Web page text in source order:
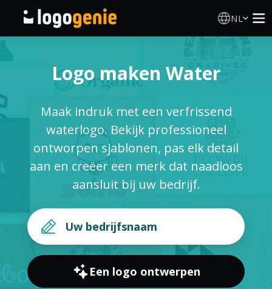
NL
AI logogenerator
Logo-ideeën
Gedrukte producten
Blog
INLOGGEN
Logo maken Water
Maak indruk met een verfrissend
waterlogo. Bekijk professioneel
ontworpen sjablonen, pas elk detail
aan en creëer een merk dat naadloos
aansluit bij uw bedrijf.
Een logo ontwerpen